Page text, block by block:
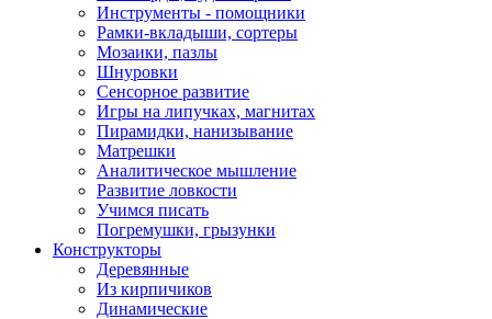
Инструменты - помощники
Рамки-вкладыши, сортеры
Мозаики, пазлы
Шнуровки
Сенсорное развитие
Игры на липучках, магнитах
Пирамидки, нанизывание
Матрешки
Аналитическое мышление
Развитие ловкости
Учимся писать
Погремушки, грызунки
Конструкторы
Деревянные
Из кирпичиков
Динамические